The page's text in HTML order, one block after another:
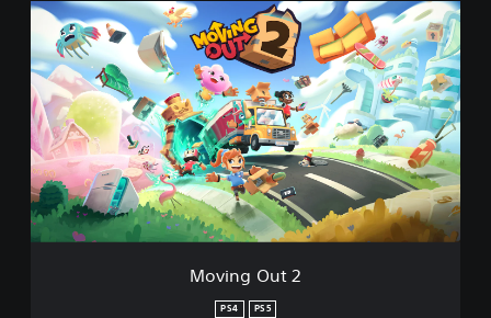
M
o
v
i
n
g
O
u
t
2
Moving Out 2
PS4 PS5